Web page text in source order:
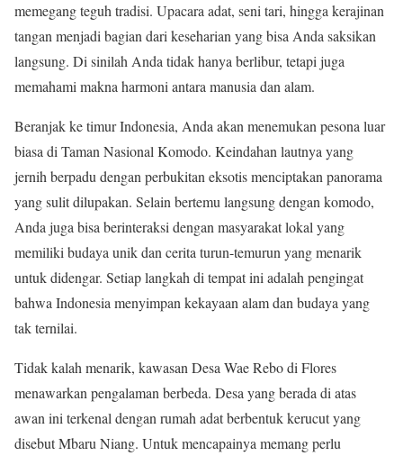
memegang teguh tradisi. Upacara adat, seni tari, hingga kerajinan
tangan menjadi bagian dari keseharian yang bisa Anda saksikan
langsung. Di sinilah Anda tidak hanya berlibur, tetapi juga
memahami makna harmoni antara manusia dan alam.
Beranjak ke timur Indonesia, Anda akan menemukan pesona luar
biasa di Taman Nasional Komodo. Keindahan lautnya yang
jernih berpadu dengan perbukitan eksotis menciptakan panorama
yang sulit dilupakan. Selain bertemu langsung dengan komodo,
Anda juga bisa berinteraksi dengan masyarakat lokal yang
memiliki budaya unik dan cerita turun-temurun yang menarik
untuk didengar. Setiap langkah di tempat ini adalah pengingat
bahwa Indonesia menyimpan kekayaan alam dan budaya yang
tak ternilai.
Tidak kalah menarik, kawasan Desa Wae Rebodi Flores
menawarkan pengalaman berbeda. Desa yang berada di atas
awan ini terkenal dengan rumah adat berbentuk kerucut yang
disebut Mbaru Niang. Untuk mencapainya memang perlu